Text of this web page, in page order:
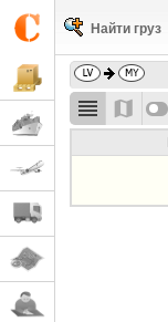
Найти груз